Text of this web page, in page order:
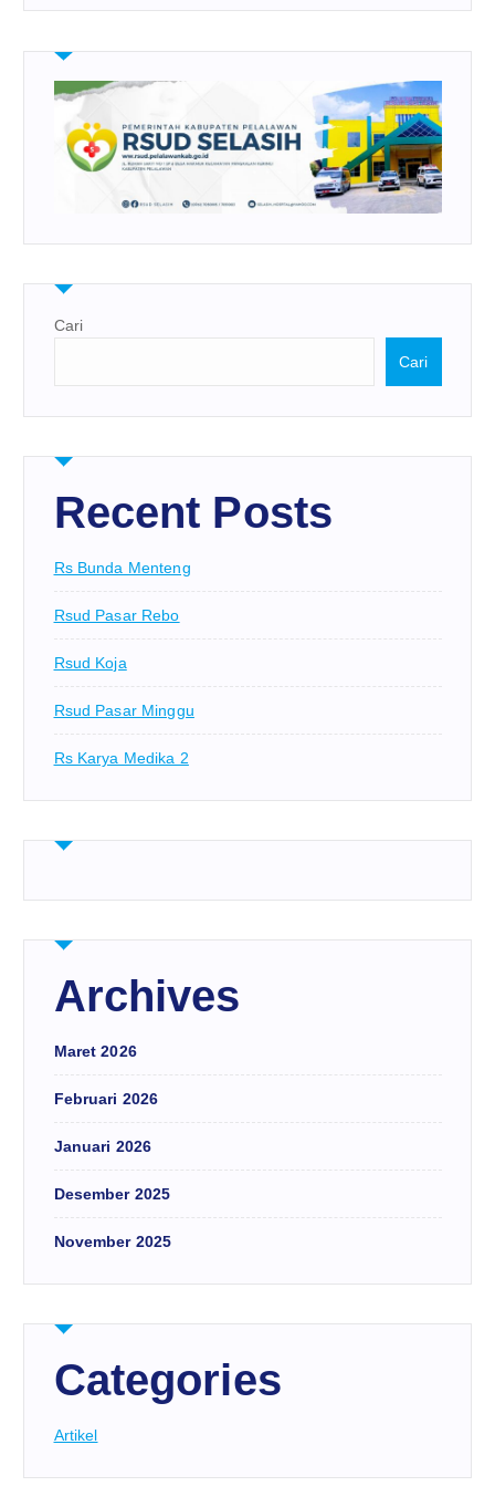
Cari
Cari
Recent Posts
Rs Bunda Menteng
Rsud Pasar Rebo
Rsud Koja
Rsud Pasar Minggu
Rs Karya Medika 2
Archives
Maret 2026
Februari 2026
Januari 2026
Desember 2025
November 2025
Categories
Artikel